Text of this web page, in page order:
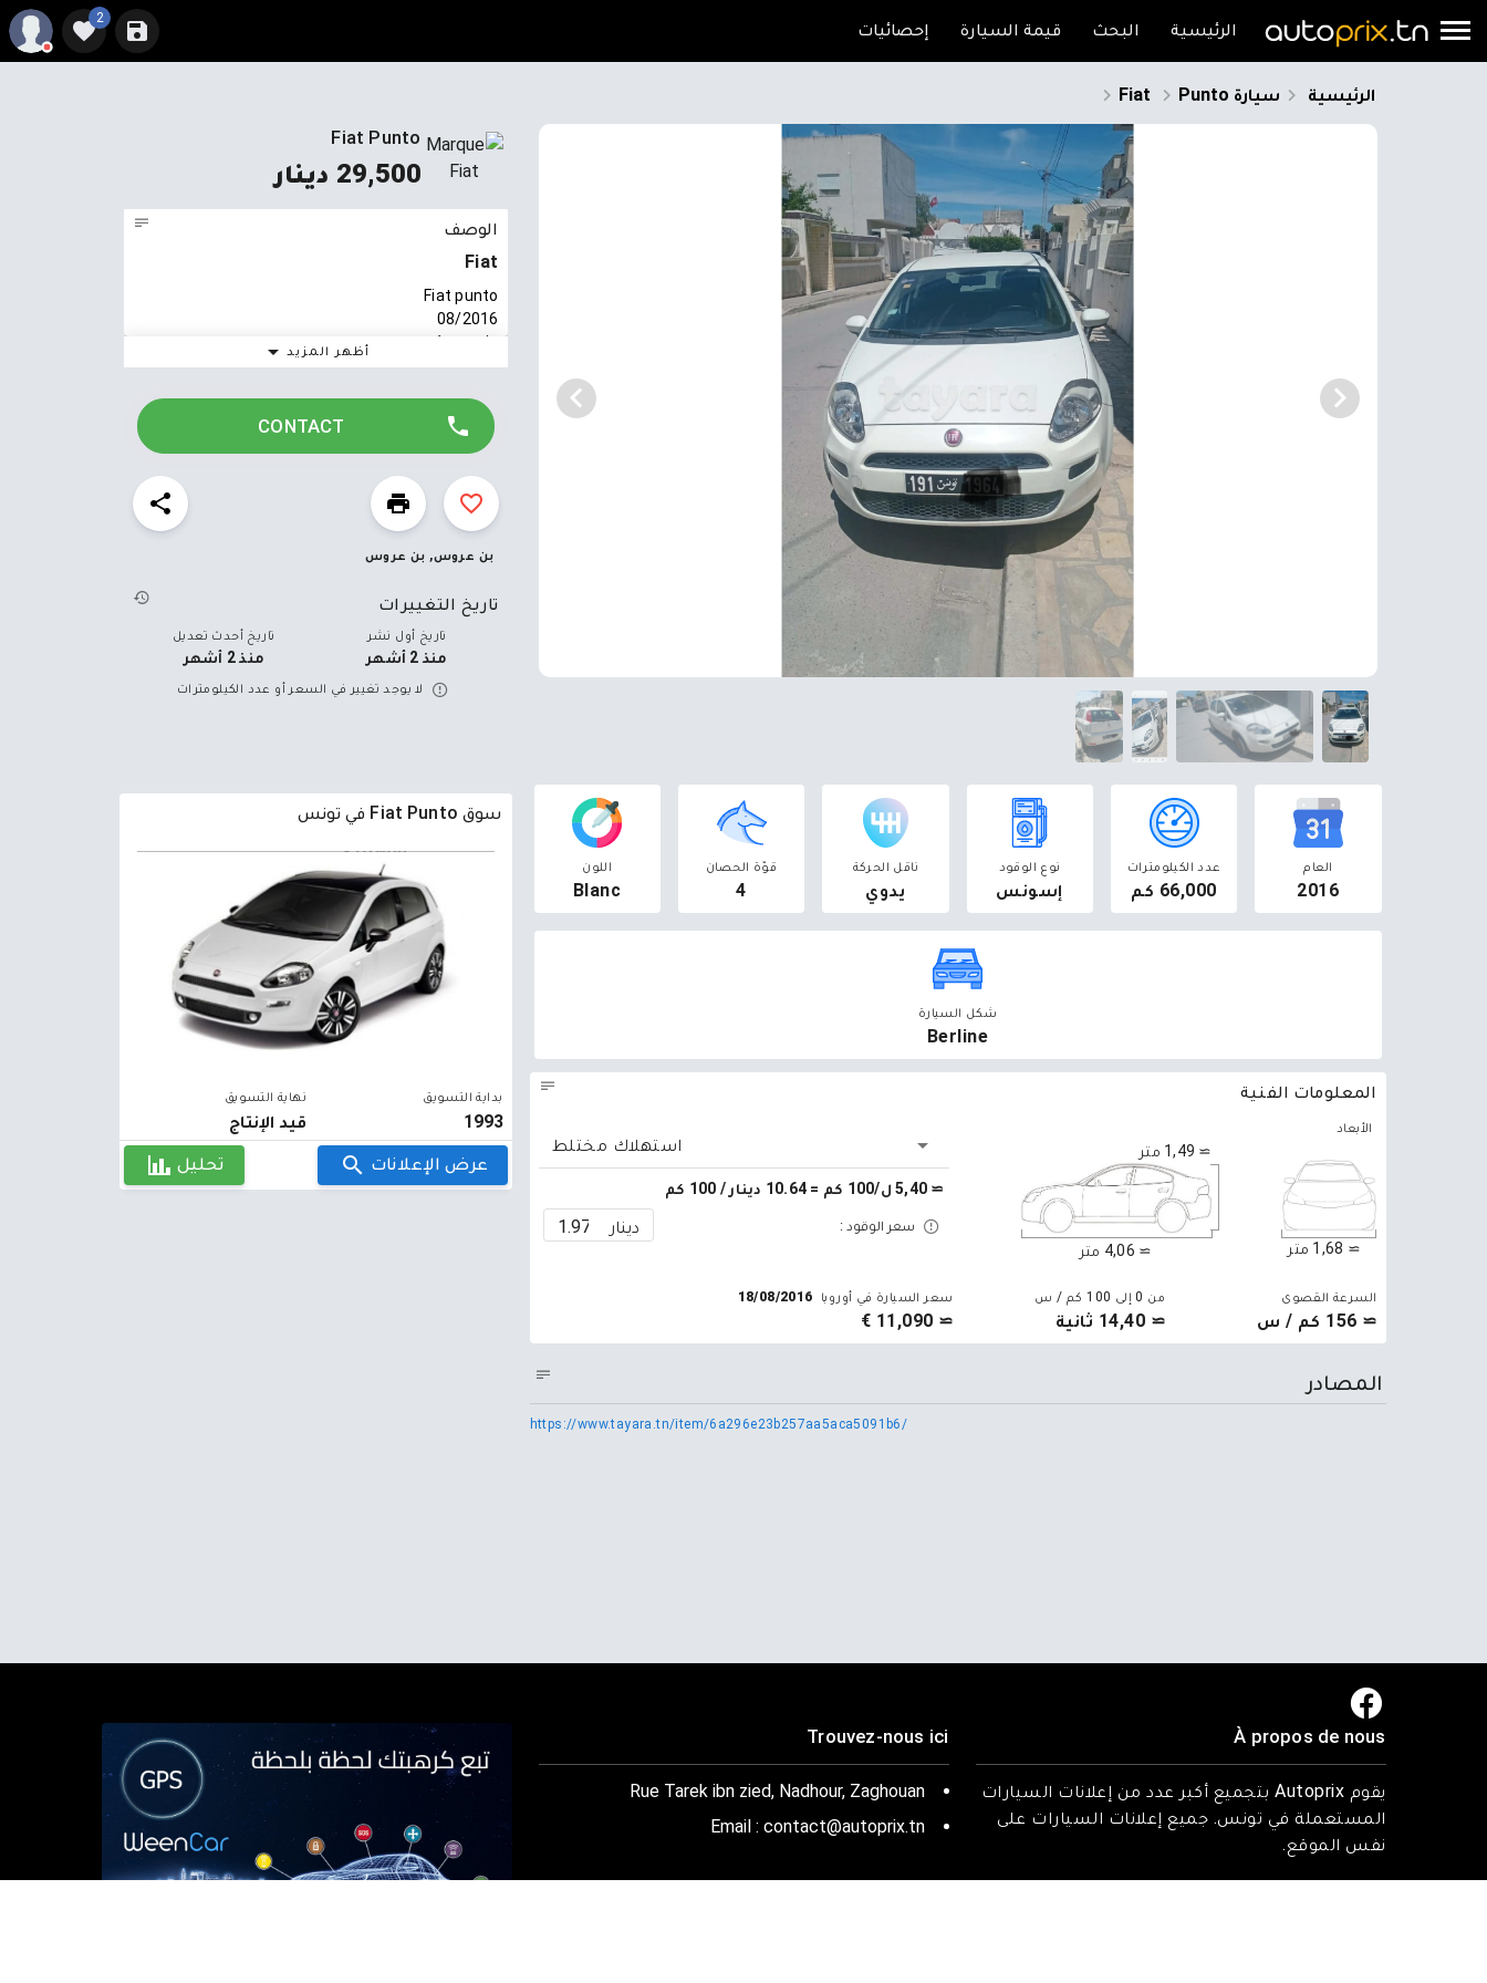
الرئيسية البحث قيمة السيارة إحصائيات
2
الرئيسية سيارة Fiat Punto
Fiat Punto
29,500 دينار
الوصف
Fiat
Fiat punto
08/2016
1er main
4 CHV
Vitre avant électrique
Visite dispo à Ben Arous
Tel:92585220
أظهر المزيد
CONTACT
بن عروس, بن عروس
تاريخ التغييرات
تاريخ أول نشر
منذ 2 أشهر
تاريخ أحدث تعديل
منذ 2 أشهر
لا يوجد تغيير في السعر أو عدد الكيلومترات
العام
2016
عدد الكيلومترات
66,000 كم
نوع الوقود
إسونس
ناقل الحركة
يدوي
قوّة الحصان
4
اللون
Blanc
شكل السيارة
Berline
المعلومات الفنية
الأبعاد
≃ 1,49 متر
≃ 4,06 متر ≃ 1,68 متر
استهلاك مختلط
≃ 5,40 ل/100 كم = 10.64 دينار / 100 كم
سعر الوقود : دينار
السرعة القصوى
≃ 156 كم / س
من 0 إلى 100 كم / س
≃ 14,40 ثانية
سعر السيارة في أوروبا 18/08/2016
≃ 11,090 €
المصادر
https://www.tayara.tn/item/6a296e23b257aa5aca5091b6/
سوق Fiat Punto في تونس
بداية التسويق
1993
نهاية التسويق
قيد الإنتاج
عرض الإعلانات تحليل
À propos de nous
يقوم Autoprix بتجميع أكبر عدد من إعلانات السيارات
المستعملة في تونس. جميع إعلانات السيارات على
نفس الموقع.
Trouvez-nous ici
Rue Tarek ibn zied, Nadhour, Zaghouan
Email : contact@autoprix.tn